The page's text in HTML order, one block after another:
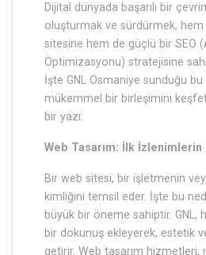
Dijital dünyada başarılı bir
oluşturmak ve sürdürmek,
sitesine hem de güçlü bir SEO
Optimizasyonu) stratejisine
İşte GNL Osmaniye sunduğu
mükemmel bir birleşimini
bir yazı:
Web Tasarım: İlk İzlenimlerin
Bir web sitesi, bir işletmenin
kimliğini temsil eder. İşte bu
büyük bir öneme sahiptir. GNL,
bir dokunuş ekleyerek, estetik
getirir. Web tasarım hizmetleri,